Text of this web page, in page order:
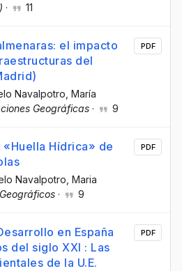
· 11
el impacto
del
Navalpotro , María
Geográficas · 9
PDF
Hídrica» de
Navalpotro , Maria
· 9
PDF
en España
del siglo XXI : Las
de la U.E.
PDF